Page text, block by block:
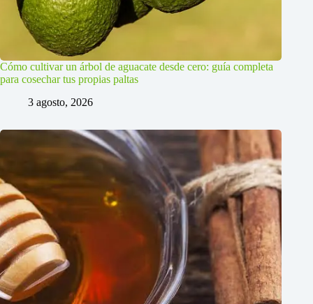
Cómo cultivar un árbol de aguacate desde cero: guía completa
para cosechar tus propias paltas
3 agosto, 2026